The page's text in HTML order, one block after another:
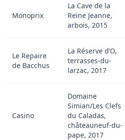
Monoprix
La Cave de la
Reine Jeanne,
arbois, 2015
Le Repaire
de Bacchus
La Réserve d’O,
terrasses-du-
larzac, 2017
Casino
Domaine
Simian/Les Clefs
du Caladas,
châteauneuf-du-
pape, 2017